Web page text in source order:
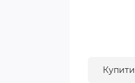
Купити